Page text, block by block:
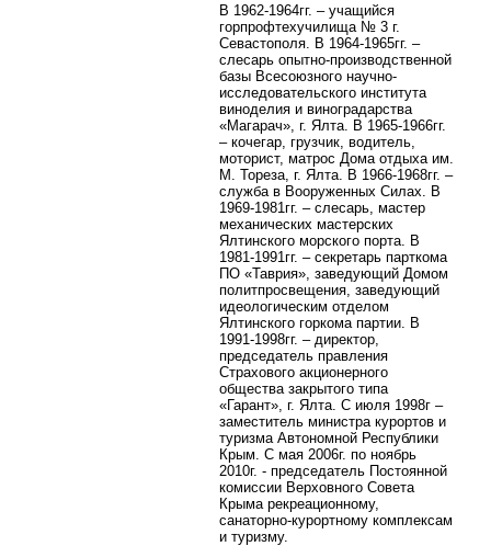
В 1962-1964гг. – учащийся
горпрофтехучилища № 3 г.
Севастополя. В 1964-1965гг. –
слесарь опытно-производственной
базы Всесоюзного научно-
исследовательского института
виноделия и виноградарства
«Магарач», г. Ялта. В 1965-1966гг.
– кочегар, грузчик, водитель,
моторист, матрос Дома отдыха им.
М. Тореза, г. Ялта. В 1966-1968гг. –
служба в Вооруженных Силах. В
1969-1981гг. – слесарь, мастер
механических мастерских
Ялтинского морского порта. В
1981-1991гг. – секретарь парткома
ПО «Таврия», заведующий Домом
политпросвещения, заведующий
идеологическим отделом
Ялтинского горкома партии. В
1991-1998гг. – директор,
председатель правления
Страхового акционерного
общества закрытого типа
«Гарант», г. Ялта. С июля 1998г –
заместитель министра курортов и
туризма Автономной Республики
Крым. С мая 2006г. по ноябрь
2010г. - председатель Постоянной
комиссии Верховного Совета
Крыма рекреационному,
санаторно-курортному комплексам
и туризму.